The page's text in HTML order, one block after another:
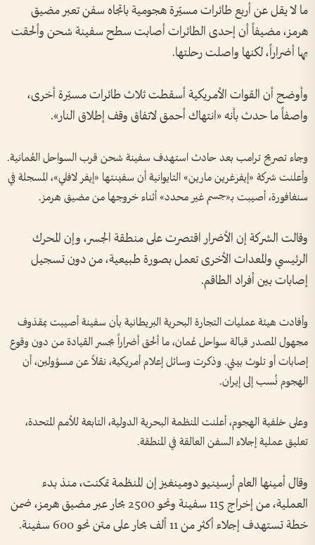
ما لا يقل عن أربع طائرات مسيّرة هجومية باتجاه سفن تعبر مضيق
هرمز، مضيفاً أن إحدى الطائرات أصابت سطح سفينة شحن وألحقت
بها أضراراً، لكنها واصلت رحلتها.
وأوضح أن القوات الأمريكية أسقطت ثلاث طائرات مسيّرة أخرى،
واصفاً ما حدث بأنه «انتهاك أحمق لاتفاق وقف إطلاق النار».
وجاء تصريح ترامب بعد حادث استهدف سفينة شحن قرب السواحل العُمانية.
وأعلنت شركة «إيفرغرين مارين» التايوانية أن سفينتها «إيفر لافلي»، المسجلة في
سنغافورة، أصيبت بـ«جسم غير محدد» أثناء خروجها من مضيق هرمز.
وقالت الشركة إن الأضرار اقتصرت على منطقة الجسر، وإن المحرك
الرئيسي والمعدات الأخرى تعمل بصورة طبيعية، من دون تسجيل
إصابات بين أفراد الطاقم.
وأفادت هيئة عمليات التجارة البحرية البريطانية بأن سفينة أصيبت بمقذوف
مجهول المصدر قبالة سواحل عُمان، ما ألحق أضراراً بجسر القيادة من دون وقوع
إصابات أو تلوث بيئي. وذكرت وسائل إعلام أمريكية، نقلاً عن مسؤولين، أن
الهجوم نُسب إلى إيران.
وعلى خلفية الهجوم، أعلنت المنظمة البحرية الدولية، التابعة للأمم المتحدة،
تعليق عملية إجلاء السفن العالقة في المنطقة.
وقال أمينها العام أرسينيو دومينغيز إن المنظمة تمكنت، منذ بدء
العملية، من إخراج 115 سفينة ونحو 2500 بحار عبر مضيق هرمز، ضمن
خطة تستهدف إجلاء أكثر من 11 ألف بحار على متن نحو 600 سفينة.